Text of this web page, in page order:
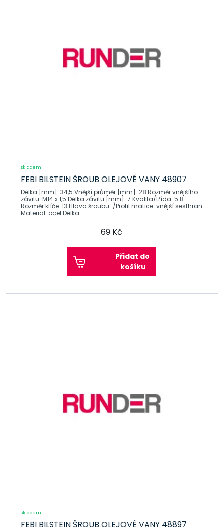
skladem
FEBI BILSTEIN ŠROUB OLEJOVÉ VANY 48907
Délka [mm]: 34,5 Vnější průměr [mm]: 28 Rozměr vnějšího
závitu: M14 x 1,5 Délka závitu [mm]: 7 Kvalita/třída: 5.8
Rozměr klíče: 13 Hlava šroubu-/Profil matice: vnější sesthran
Materiál: ocel Délka
69 Kč
Přidat do
košíku
skladem
FEBI BILSTEIN ŠROUB OLEJOVÉ VANY 48897